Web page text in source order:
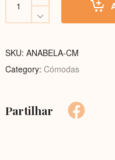
Anabela
SKU: ANABELA-CM
Category: Cómodas
Partilhar